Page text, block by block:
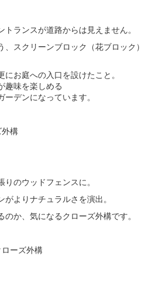
ランスが道路からは見えません。
スクリーンブロック（花ブロック）
お庭への入口を設けたこと。
趣味を楽しめる
デンになっています。
構
のウッドフェンスに。
よりナチュラルさを演出。
か、気になるクローズ外構です。
ーズ外構